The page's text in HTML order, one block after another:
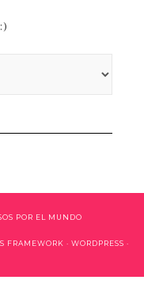
POR EL MUNDO
FRAMEWORK · WORDPRESS ·